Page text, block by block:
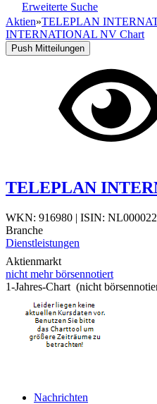
Erweiterte Suche
Aktien»TELEPLAN
INTERNATIONAL NV Chart
Push Mitteilungen
TELEPLAN
WKN: 916980 | ISIN:
Branche
Dienstleistungen
Aktienmarkt
nicht mehr börsennotiert
1-Jahres-Chart (nicht
Nachrichten